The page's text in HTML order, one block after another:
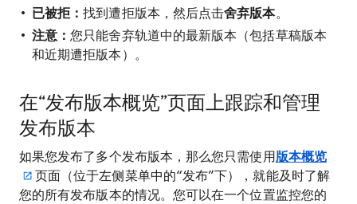
已被拒：找到遭拒版本，然后点击舍弃版本。
注意：您只能舍弃轨道中的最新版本（包括草稿版本
和近期遭拒版本）。
在“发布版本概览”页面上跟踪和管理
发布版本
如果您发布了多个发布版本，那么您只需使用版本概览
页面（位于左侧菜单中的“发布”下），就能及时了解
您的所有发布版本的情况。您可以在一个位置监控您的